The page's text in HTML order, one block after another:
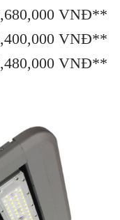
VNĐ**
VNĐ**
VNĐ**